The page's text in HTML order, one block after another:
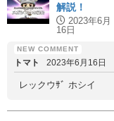
解説！
2023年6月
16日
トマト 2023年6月16日
レックウｻﾞ ホシイ